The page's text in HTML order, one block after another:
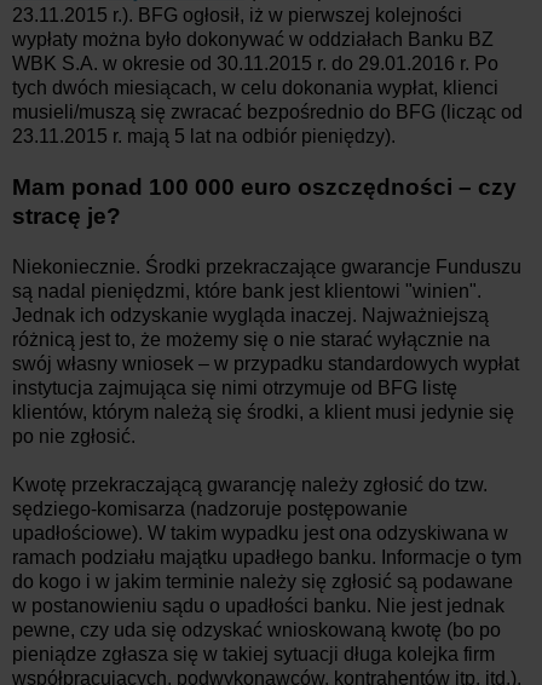
23.11.2015 r.). BFG ogłosił, iż w pierwszej kolejności
wypłaty można było dokonywać w oddziałach Banku BZ
WBK S.A. w okresie od 30.11.2015 r. do 29.01.2016 r. Po
tych dwóch miesiącach, w celu dokonania wypłat, klienci
musieli/muszą się zwracać bezpośrednio do BFG (licząc od
23.11.2015 r. mają 5 lat na odbiór pieniędzy).
Mam ponad 100 000 euro oszczędności – czy
stracę je?
Niekoniecznie. Środki przekraczające gwarancje Funduszu
są nadal pieniędzmi, które bank jest klientowi "winien".
Jednak ich odzyskanie wygląda inaczej. Najważniejszą
różnicą jest to, że możemy się o nie starać wyłącznie na
swój własny wniosek – w przypadku standardowych wypłat
instytucja zajmująca się nimi otrzymuje od BFG listę
klientów, którym należą się środki, a klient musi jedynie się
po nie zgłosić.
Kwotę przekraczającą gwarancję należy zgłosić do tzw.
sędziego-komisarza (nadzoruje postępowanie
upadłościowe). W takim wypadku jest ona odzyskiwana w
ramach podziału majątku upadłego banku. Informacje o tym
do kogo i w jakim terminie należy się zgłosić są podawane
w postanowieniu sądu o upadłości banku. Nie jest jednak
pewne, czy uda się odzyskać wnioskowaną kwotę (bo po
pieniądze zgłasza się w takiej sytuacji długa kolejka firm
współpracujących, podwykonawców, kontrahentów itp. itd.),